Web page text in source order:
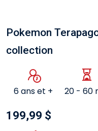
Pokemon
collection
6 ans et + 20 - 60
199,99 $